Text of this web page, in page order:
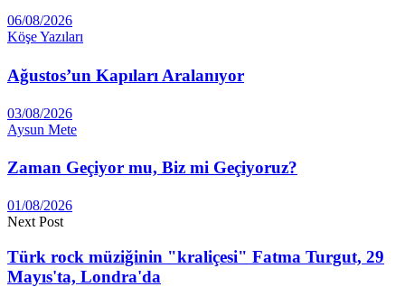
06/08/2026
Köşe Yazıları
Ağustos’un Kapıları Aralanıyor
03/08/2026
Aysun Mete
Zaman Geçiyor mu, Biz mi Geçiyoruz?
01/08/2026
Next Post
Türk rock müziğinin "kraliçesi" Fatma Turgut, 29
Mayıs'ta, Londra'da